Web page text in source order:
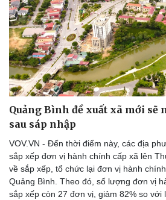
Quảng Bình đề xuất xã mới sẽ
sau sáp nhập
VOV.VN - Đến thời điểm này, các địa
sắp xếp đơn vị hành chính cấp xã lên
về sắp xếp, tổ chức lại đơn vị hành
Quảng Bình. Theo đó, số lượng đơn vị
sắp xếp còn 27 đơn vị, giảm 82% so với